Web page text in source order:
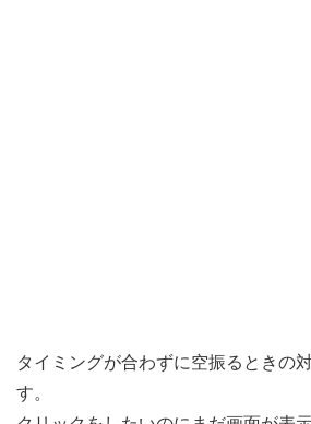
タイミングが合わずに空振るときの
す。